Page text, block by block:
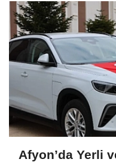
Afyon’da Yerli